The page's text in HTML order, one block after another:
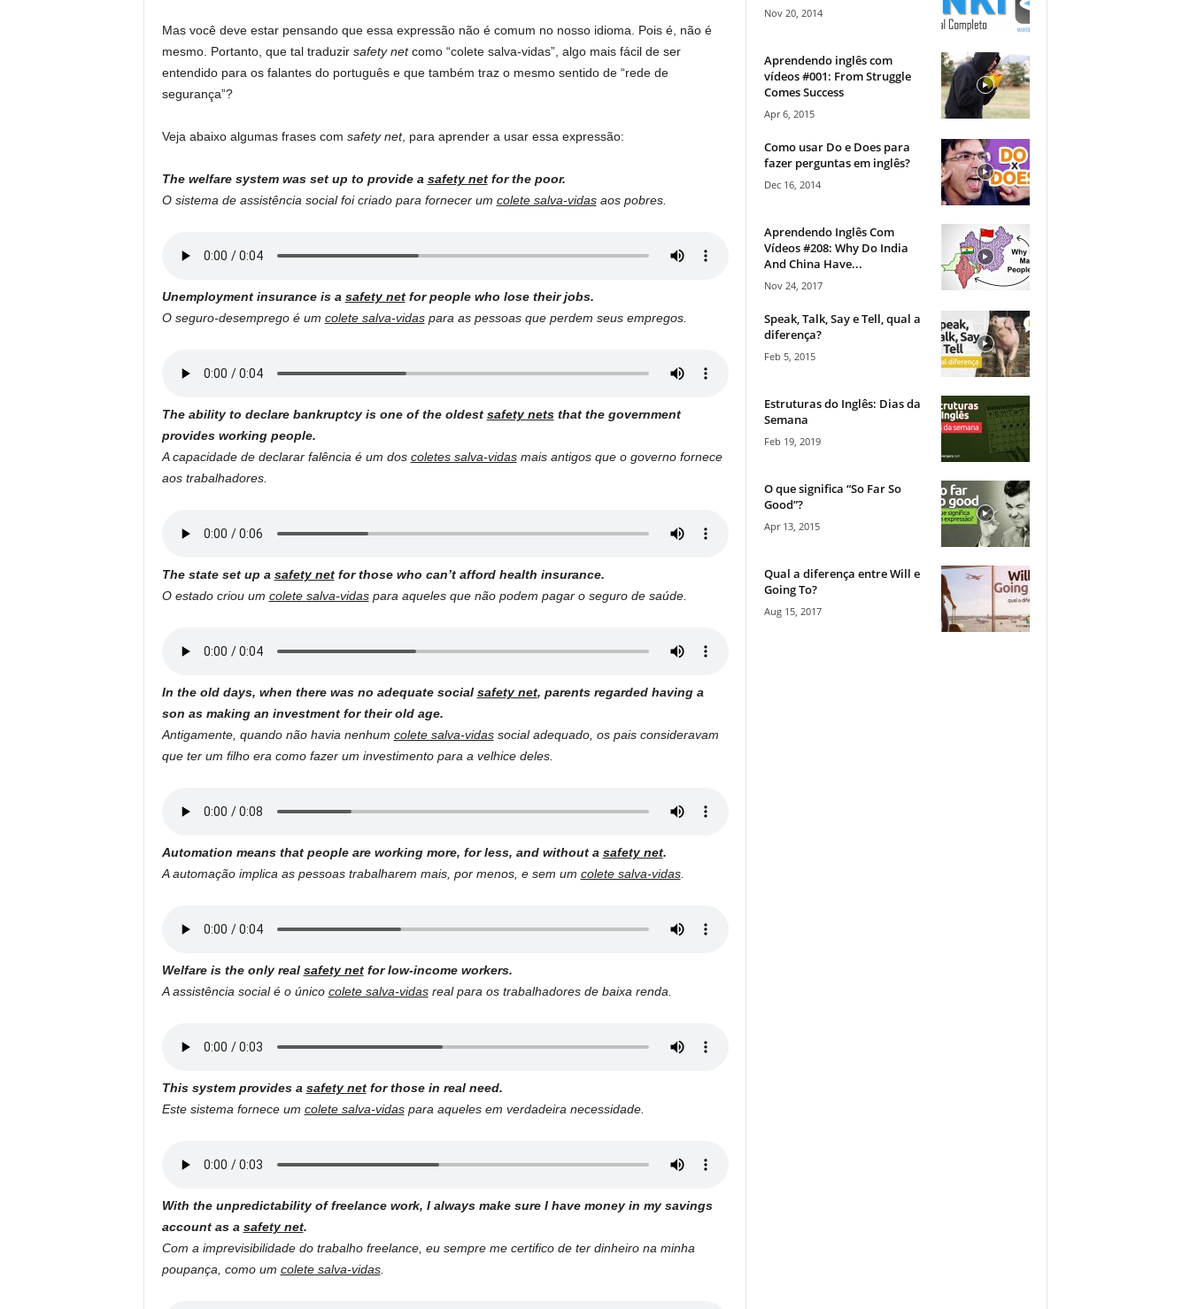
Mas você deve estar pensando que essa expressão não é comum no nosso idioma. Pois é, não é
mesmo. Portanto, que tal traduzir safety netcomo “colete salva-vidas”, algo mais fácil de ser
entendido para os falantes do português e que também traz o mesmo sentido de “rede de
segurança”?
Veja abaixo algumas frases com safety net, para aprender a usar essa expressão:
The welfare system was set up to provide a safety netfor the poor.
O sistema de assistência social foi criado para fornecer um colete salva-vidasaos pobres.
Unemployment insurance is a safety netfor people who lose their jobs.
O seguro-desemprego é um colete salva-vidaspara as pessoas que perdem seus empregos.
The ability to declare bankruptcy is one of the oldest safety netsthat the government
provides working people.
A capacidade de declarar falência é um dos coletes salva-vidasmais antigos que o governo fornece
aos trabalhadores.
The state set up a safety netfor those who can’t afford health insurance.
O estado criou um colete salva-vidaspara aqueles que não podem pagar o seguro de saúde.
In the old days, when there was no adequate social safety net, parents regarded having a
son as making an investment for their old age.
Antigamente, quando não havia nenhum colete salva-vidassocial adequado, os pais consideravam
que ter um filho era como fazer um investimento para a velhice deles.
Automation means that people are working more, for less, and without a safety net.
A automação implica as pessoas trabalharem mais, por menos, e sem um colete salva-vidas.
Welfare is the only real safety netfor low-income workers.
A assistência social é o único colete salva-vidasreal para os trabalhadores de baixa renda.
This system provides a safety netfor those in real need.
Este sistema fornece um colete salva-vidaspara aqueles em verdadeira necessidade.
With the unpredictability of freelance work, I always make sure I have money in my savings
account as a safety net.
Com a imprevisibilidade do trabalho freelance, eu sempre me certifico de ter dinheiro na minha
poupança, como um colete salva-vidas.
Nov 20, 2014
Aprendendo inglês com
vídeos #001: From Struggle
Comes Success
Apr 6, 2015
Como usar Do e Does para
fazer perguntas em inglês?
Dec 16, 2014
Aprendendo Inglês Com
Vídeos #208: Why Do India
And China Have...
Nov 24, 2017
Speak, Talk, Say e Tell, qual a
diferença?
Feb 5, 2015
Estruturas do Inglês: Dias da
Semana
Feb 19, 2019
O que significa “So Far So
Good”?
Apr 13, 2015
Qual a diferença entre Will e
Going To?
Aug 15, 2017